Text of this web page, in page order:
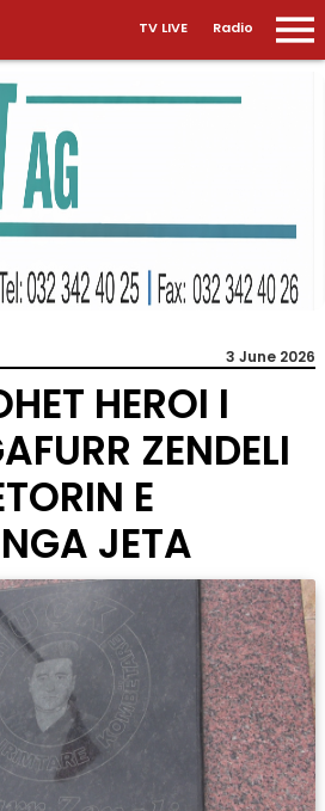
TV LIVE Radio
3 June 2026
HEROI I
ZENDELI
E
JETA